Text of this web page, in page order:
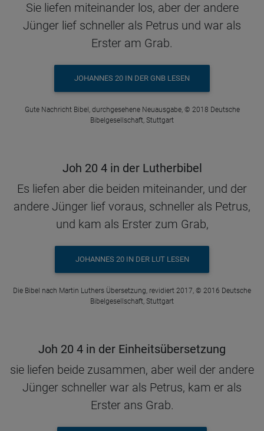
Sie liefen miteinander los, aber der andere
Jünger lief schneller als Petrus und war als
Erster am Grab.
JOHANNES 20 IN DER GNB LESEN
Gute Nachricht Bibel, durchgesehene Neuausgabe, © 2018 Deutsche
Bibelgesellschaft, Stuttgart
Joh 20 4 in der Lutherbibel
Es liefen aber die beiden miteinander, und der
andere Jünger lief voraus, schneller als Petrus,
und kam als Erster zum Grab,
JOHANNES 20 IN DER LUT LESEN
Die Bibel nach Martin Luthers Übersetzung, revidiert 2017, © 2016 Deutsche
Bibelgesellschaft, Stuttgart
Joh 20 4 in der Einheitsübersetzung
sie liefen beide zusammen, aber weil der andere
Jünger schneller war als Petrus, kam er als
Erster ans Grab.